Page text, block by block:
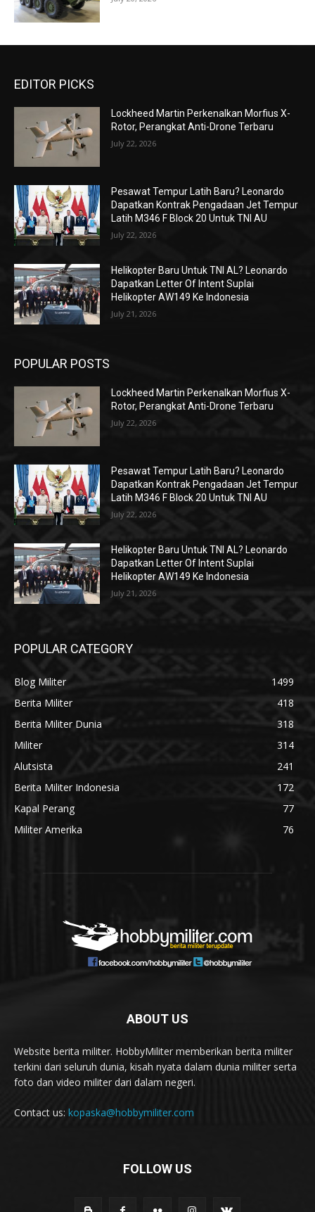
EDITOR PICKS
Lockheed Martin Perkenalkan Morfius X-
Rotor, Perangkat Anti-Drone Terbaru
July 22, 2026
Pesawat Tempur Latih Baru? Leonardo
Dapatkan Kontrak Pengadaan Jet Tempur
Latih M346 F Block 20 Untuk TNI AU
July 22, 2026
Helikopter Baru Untuk TNI AL? Leonardo
Dapatkan Letter Of Intent Suplai
Helikopter AW149 Ke Indonesia
July 21, 2026
POPULAR POSTS
Lockheed Martin Perkenalkan Morfius X-
Rotor, Perangkat Anti-Drone Terbaru
July 22, 2026
Pesawat Tempur Latih Baru? Leonardo
Dapatkan Kontrak Pengadaan Jet Tempur
Latih M346 F Block 20 Untuk TNI AU
July 22, 2026
Helikopter Baru Untuk TNI AL? Leonardo
Dapatkan Letter Of Intent Suplai
Helikopter AW149 Ke Indonesia
July 21, 2026
POPULAR CATEGORY
Blog Militer
1499
Berita Militer
418
Berita Militer Dunia
318
Militer
314
Alutsista
241
Berita Militer Indonesia
172
Kapal Perang
77
Militer Amerika
76
ABOUT US
Website berita militer. HobbyMiliter memberikan berita militer
terkini dari seluruh dunia, kisah nyata dalam dunia militer serta
foto dan video militer dari dalam negeri.
Contact us: kopaska@hobbymiliter.com
FOLLOW US